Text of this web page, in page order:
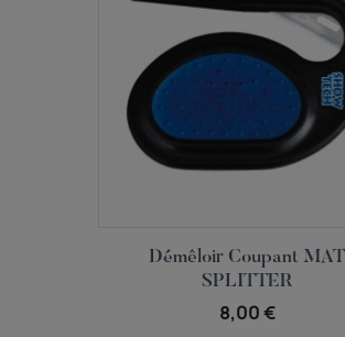
Aperçu rapide
Démêloir Coupant MAT
SPLITTER
8,00 €